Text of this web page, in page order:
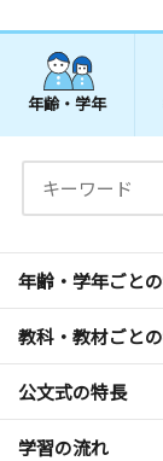
年齢・学年
年齢・学年ごと
教科・教材ごと
公文式の特長
学習の流れ